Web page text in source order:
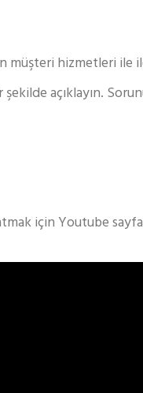
müşteri hizmetleri
açıklayın.
için Youtube